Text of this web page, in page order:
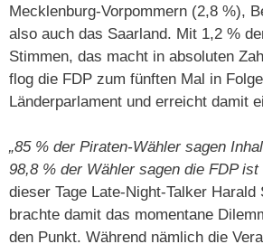
Mecklenburg-Vorpommern (2,8 %),
also auch das Saarland. Mit 1,2 %
Stimmen, das macht in absoluten
flog die FDP zum fünften Mal in
Länderparlament und erreicht damit
„85 % der Piraten-Wähler sagen
98,8 % der Wähler sagen die FDP ist
dieser Tage Late-Night-Talker Harald
brachte damit das momentane
den Punkt. Während nämlich die